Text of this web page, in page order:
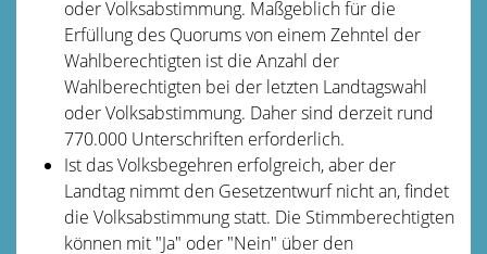
oder Volksabstimmung. Maßgeblich für die
Erfüllung des Quorums von einem Zehntel der
Wahlberechtigten ist die Anzahl der
Wahlberechtigten bei der letzten Landtagswahl
oder Volksabstimmung. Daher sind derzeit rund
770.000 Unterschriften erforderlich.
Ist das Volksbegehren erfolgreich, aber der
Landtag nimmt den Gesetzentwurf nicht an, findet
die Volksabstimmung statt. Die Stimmberechtigten
können mit "Ja" oder "Nein" über den